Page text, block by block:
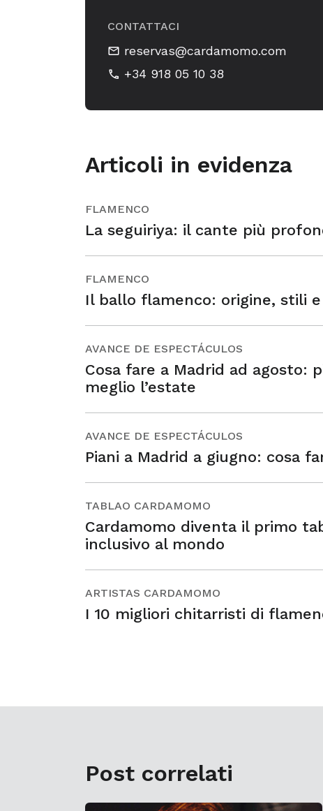
CONTATTACI
reservas@cardamomo.com
+34 918 05 10 38
Articoli in evidenza
FLAMENCO
La seguiriya: il cante più
FLAMENCO
Il ballo flamenco: origine, stili e
AVANCE DE ESPECTÁCULOS
Cosa fare a Madrid ad agosto:
meglio l’estate
AVANCE DE ESPECTÁCULOS
Piani a Madrid a giugno: cosa
TABLAO CARDAMOMO
Cardamomo diventa il primo
inclusivo al mondo
ARTISTAS CARDAMOMO
I 10 migliori chitarristi di
Post correlati